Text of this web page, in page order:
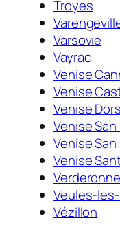
Troyes
Varsovie
Vayrac
Venise
Venise
Venise
Venise
Venise San
Venise
Verderonne
Veules-
Vézillon